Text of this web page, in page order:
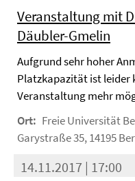
Veranstaltung mit
Däubler-Gmelin
Aufgrund sehr hoher
Platzkapazität ist leider
Veranstaltung mehr
Ort: Freie Universität
Garystraße 35, 14195
14.11.2017 | 17:00